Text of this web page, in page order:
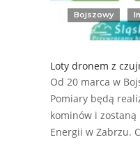
Bojszowy
Loty dronem z
Od 20 marca w
Pomiary będą
kominów i
Energii w Zabrzu.